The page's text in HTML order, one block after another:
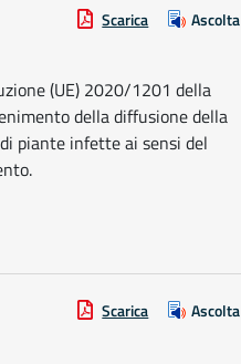
Scarica Ascolta
(UE) 2020/1201 della
della diffusione della
piante infette ai sensi del
Scarica Ascolta